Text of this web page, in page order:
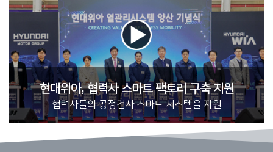
현대위아, 협력사 스마트 팩토리 구축 지원
협력사들의 공정검사 스마트 시스템을 지원